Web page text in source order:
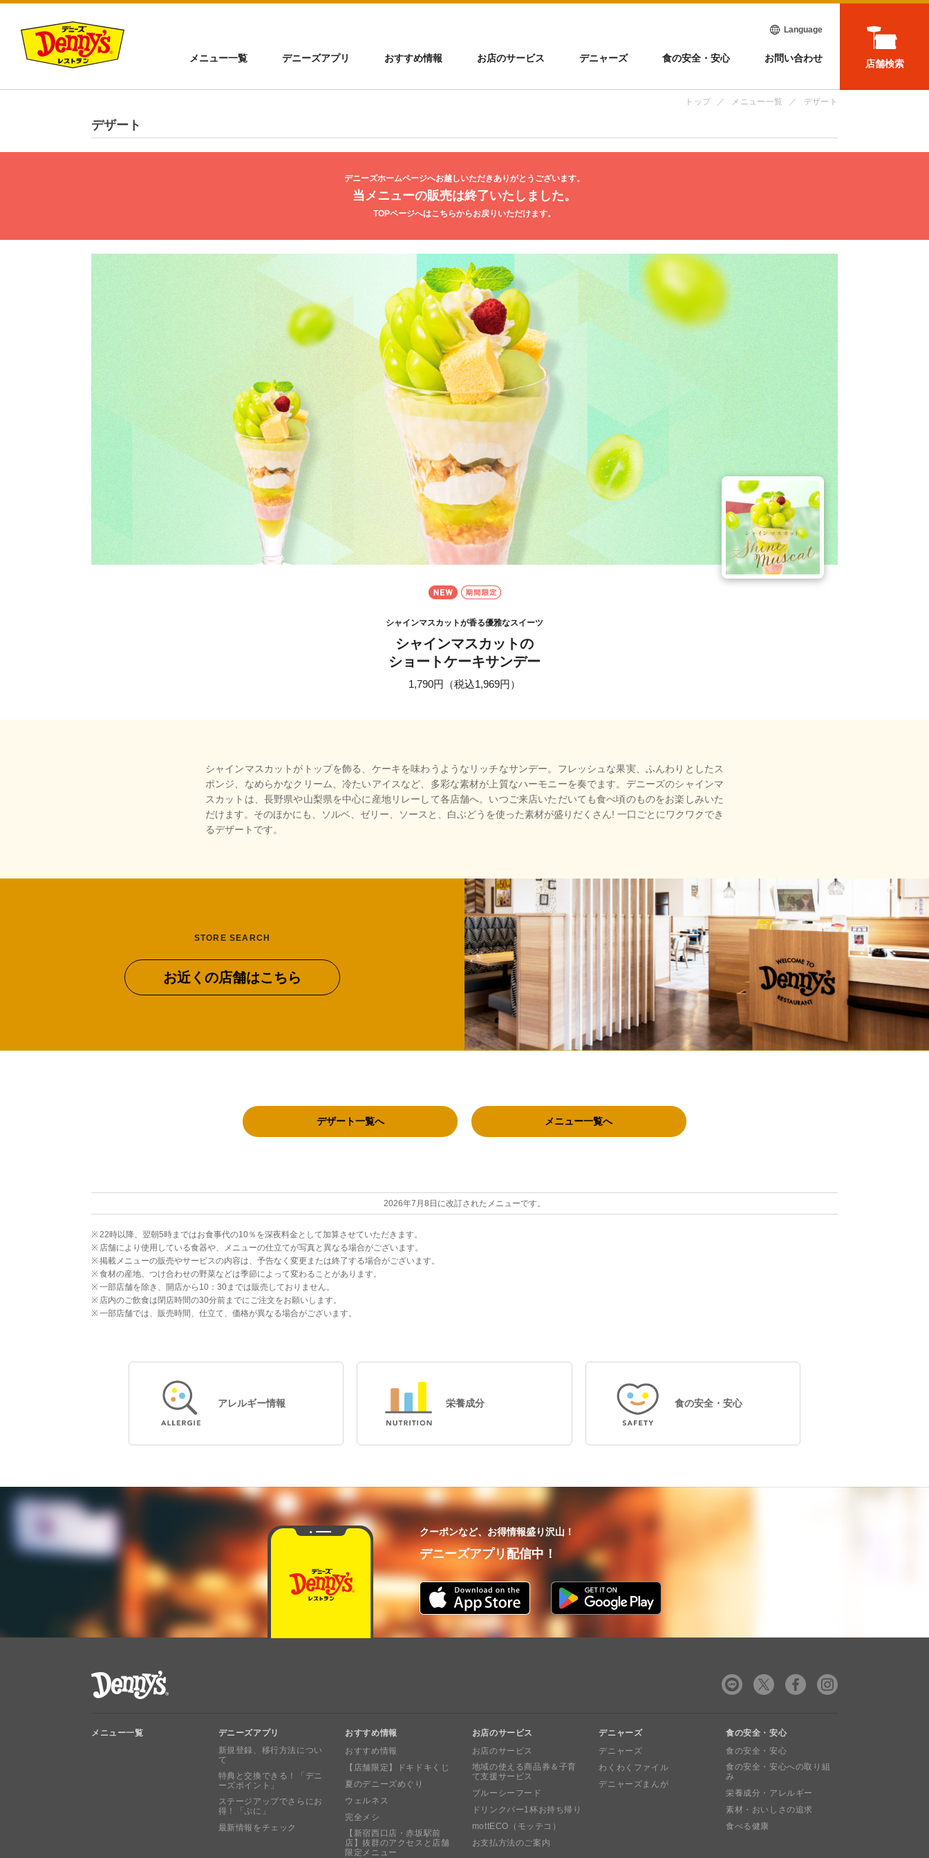
メニュー一覧 デニーズアプリ おすすめ情報 お店のサービス デニャーズ 食の安全・安心 お問い合わせ
Language
店舗検索
トップ メニュー一覧 デザート
デザート
デニーズホームページへお越しいただきありがとうございます。
当メニューの販売は終了いたしました。
TOPページへはこちらからお戻りいただけます。
シャインマスカットが香る優雅なスイーツ
シャインマスカットの
ショートケーキサンデー
1,790円（税込1,969円）
シャインマスカットがトップを飾る、ケーキを味わうようなリッチなサンデー。フレッシュな果実、ふんわりとしたス
ポンジ、なめらかなクリーム、冷たいアイスなど、多彩な素材が上質なハーモニーを奏でます。デニーズのシャインマ
スカットは、長野県や山梨県を中心に産地リレーして各店舗へ。いつご来店いただいても食べ頃のものをお楽しみいた
だけます。そのほかにも、ソルベ、ゼリー、ソースと、白ぶどうを使った素材が盛りだくさん! 一口ごとにワクワクでき
るデザートです。
STORE SEARCH
お近くの店舗はこちら
デザート一覧へ メニュー一覧へ
2026年7月8日に改訂されたメニューです。
22時以降、翌朝5時まではお食事代の10％を深夜料金として加算させていただきます。
店舗により使用している食器や、メニューの仕立てが写真と異なる場合がございます。
掲載メニューの販売やサービスの内容は、予告なく変更または終了する場合がございます。
食材の産地、つけ合わせの野菜などは季節によって変わることがあります。
一部店舗を除き、開店から10：30までは販売しておりません。
店内のご飲食は閉店時間の30分前までにご注文をお願いします。
一部店舗では、販売時間、仕立て、価格が異なる場合がございます。
アレルギー情報 栄養成分 食の安全・安心
クーポンなど、お得情報盛り沢山！
デニーズアプリ配信中！
メニュー一覧
デニーズアプリ
新規登録、移行方法につい
て
特典と交換できる！「デニ
ーズポイント」
ステージアップでさらにお
得！「ぷに」
最新情報をチェック
おすすめ情報
おすすめ情報
【店舗限定】ドキドキくじ
夏のデニーズめぐり
ウェルネス
完全メシ
【新宿西口店・赤坂駅前
店】抜群のアクセスと店舗
限定メニュー
お店のサービス
お店のサービス
地域の使える商品券＆子育
て支援サービス
ブルーシーフード
ドリンクバー1杯お持ち帰り
mottECO（モッテコ）
お支払方法のご案内
デニャーズ
デニャーズ
わくわくファイル
デニャーズまんが
食の安全・安心
食の安全・安心
食の安全・安心への取り組
み
栄養成分・アレルギー
素材・おいしさの追求
食べる健康